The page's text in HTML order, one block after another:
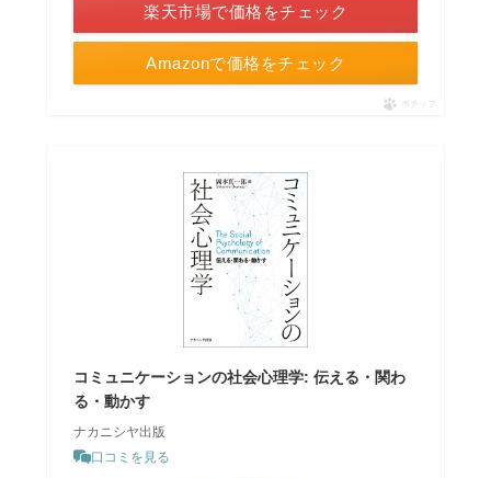
Amazonで価格をチェック
楽天市場で価格をチェック
ポチップ
コミュニケーションの社会心理学: 伝える・関わ
る・動かす
ナカニシヤ出版
口コミを見る